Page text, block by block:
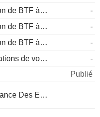
Adjudication de BTF à 12 mois
-
Adjudication de BTF à 6 mois
-
Adjudication de BTF à 3 mois
-
Immatriculations de voitures neuves (annuelles)
-
Publié
NAB Confiance Des Entreprises